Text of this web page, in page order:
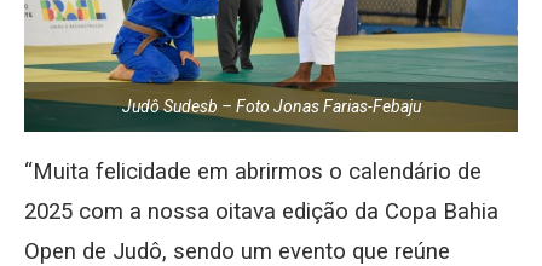
Judô Sudesb – Foto Jonas Farias-Febaju
“Muita felicidade em abrirmos o calendário de
2025 com a nossa oitava edição da Copa Bahia
Open de Judô, sendo um evento que reúne